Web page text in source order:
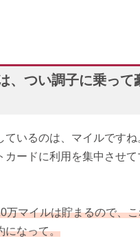
、つい調子に乗って
ているのは、マイルですね
カードに利用を集中させ
万マイルは貯まるので、
になって。